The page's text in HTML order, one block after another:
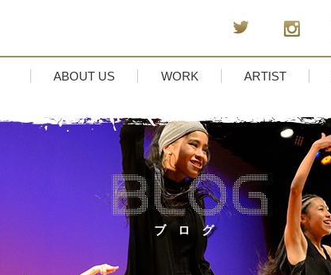
ABOUT US WORK ARTIST
ブログ